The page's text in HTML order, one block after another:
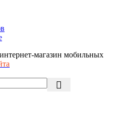
магазин мобильных